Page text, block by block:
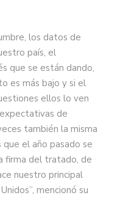
los datos de
país, el
que se están dando,
es más bajo y si el
ellos lo ven
de
también la misma
el año pasado se
firma del tratado, de
nuestro principal
mencionó su